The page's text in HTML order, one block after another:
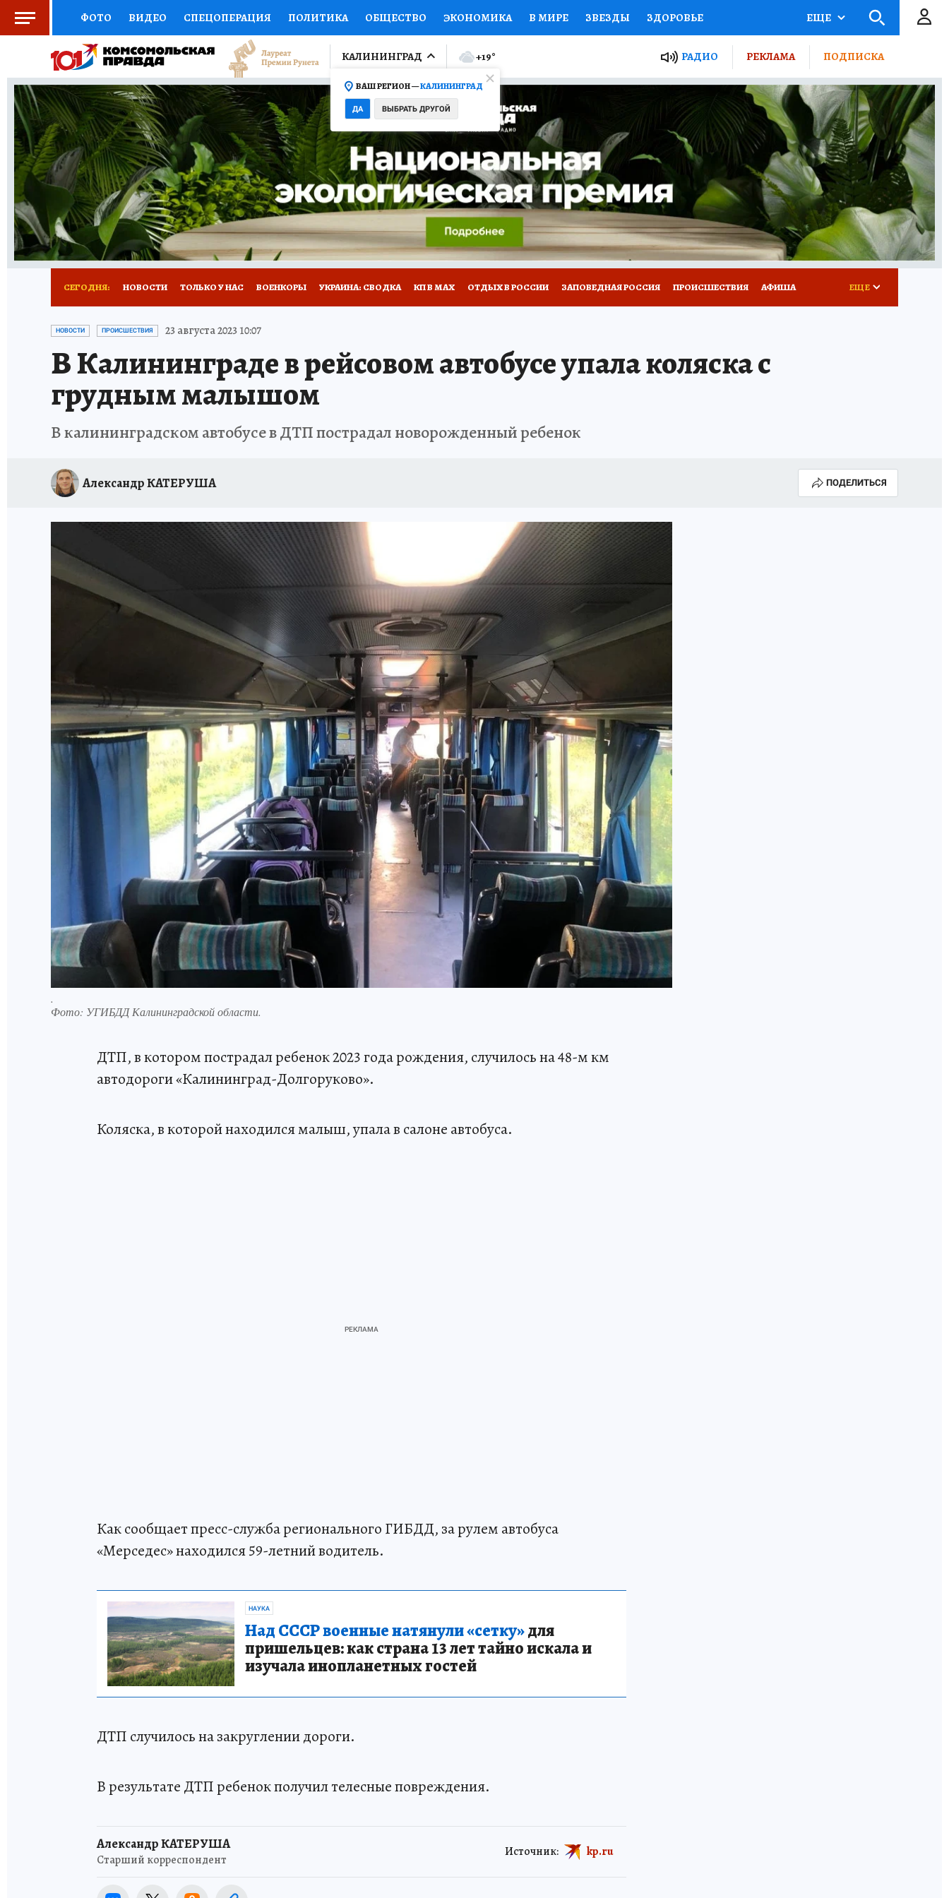
ФОТО ВИДЕО СПЕЦОПЕРАЦИЯ ПОЛИТИКА ОБЩЕСТВО ЭКОНОМИКА В МИРЕ ЗВЕЗДЫ ЗДОРОВЬЕ
СОЦПОДДЕРЖКА НАУКА СПОРТ КОЛУМНИСТЫ ПРОИСШЕСТВИЯ НАЦИОНАЛЬНЫЕ ПРОЕКТЫ РОССИИ
ВЫБОР ЭКСПЕРТОВ ДОКТОР ФИНАНСЫ ОТКРЫВАЕМ МИР Я ЗНАЮ СЕМЬЯ ЖЕНСКИЕ СЕКРЕТЫ ПУТЕВОДИТЕЛЬ
КНИЖНАЯ ПОЛКА ПРОГНОЗЫ НА СПОРТ ПРОМОКОДЫ СЕРИАЛЫ СПЕЦПРОЕКТЫ ДЕФИЦИТ ЖЕЛЕЗА ТУРИЗМ
ПРЕСС-ЦЕНТР НЕДВИЖИМОСТЬ ТЕЛЕВИЗОР КОЛЛЕКЦИИ КОНКУРСЫ РАБОТА У НАС ГИД ПОТРЕБИТЕЛЯ ВСЕ О КП
РАДИО КП РЕКЛАМА ТЕСТЫ НОВОЕ НА САЙТЕ
ЕЩЕ
КАЛИНИНГРАД
ВАШ РЕГИОН —КАЛИНИНГРАД
ДА ВЫБРАТЬ ДРУГОЙ
+19° РАДИО РЕКЛАМА ПОДПИСКА
СЕГОДНЯ: НОВОСТИ ТОЛЬКО У НАС ВОЕНКОРЫ УКРАИНА: СВОДКА КП В МАХ ОТДЫХ В РОССИИ ЗАПОВЕДНАЯ РОССИЯ ПРОИСШЕСТВИЯ АФИША
ИСПЫТАНО НА СЕБЕ
ЕЩЕ
НОВОСТИ ПРОИСШЕСТВИЯ 23 августа 2023 10:07
В Калининграде в рейсовом автобусе упала коляска с
грудным малышом
В калининградском автобусе в ДТП пострадал новорожденный ребенок
Александр КАТЕРУША ПОДЕЛИТЬСЯ
.
Фото: УГИБДД Калининградской области.
ДТП, в котором пострадал ребенок 2023 года рождения, случилось на 48-м км
автодороги «Калининград-Долгоруково».
Коляска, в которой находился малыш, упала в салоне автобуса.
Как сообщает пресс-служба регионального ГИБДД, за рулем автобуса
«Мерседес» находился 59-летний водитель.
НАУКА
Над СССР военные натянули «сетку»для
пришельцев: как страна 13 лет тайно искала и
изучала инопланетных гостей
ДТП случилось на закруглении дороги.
В результате ДТП ребенок получил телесные повреждения.
Александр КАТЕРУША
Старший корреспондент
Источник: kp.ru